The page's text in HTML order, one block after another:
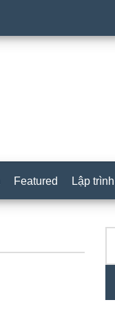
Featured Lập trình